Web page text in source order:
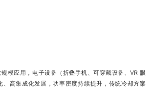
模应用，电子设备（折叠手机、可穿戴设备、VR 眼
、高集成化发展，功率密度持续提升，传统冷却方案